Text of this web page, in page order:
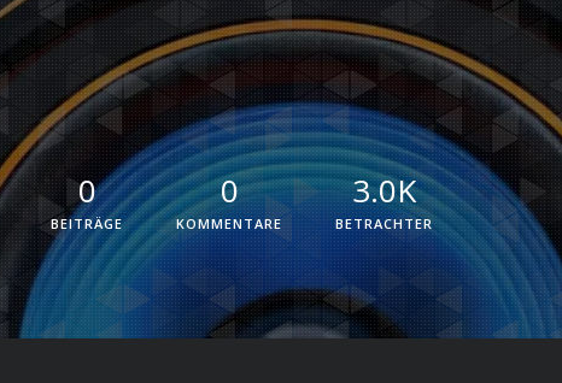
0
BEITRÄGE
0
KOMMENTARE
3.0K
BETRACHTER